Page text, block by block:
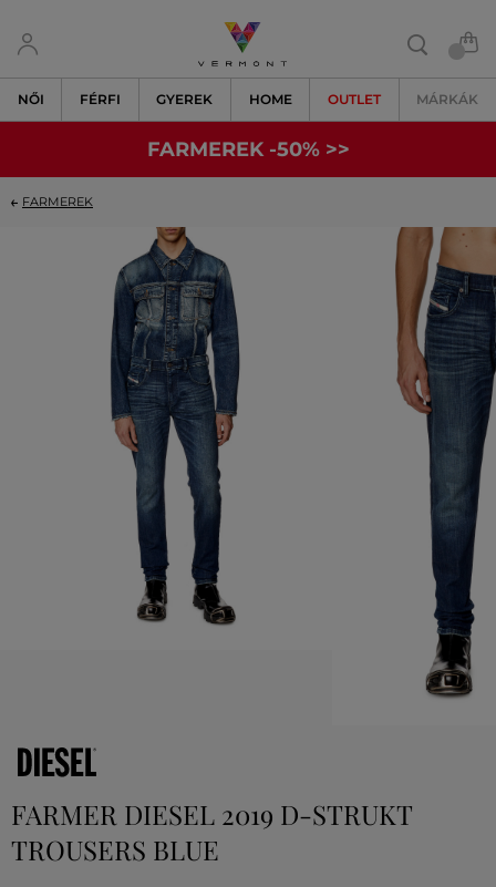
NŐI FÉRFI GYEREK HOME OUTLET MÁRKÁK
FARMEREK -50% >>
FARMEREK
FARMER DIESEL 2019 D-STRUKT
TROUSERS BLUE